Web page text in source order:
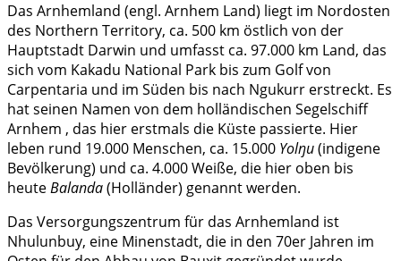
Das Arnhemland (engl. Arnhem Land) liegt im Nordosten
des Northern Territory, ca. 500 km östlich von der
Hauptstadt Darwin und umfasst ca. 97.000 km Land, das
sich vom Kakadu National Park bis zum Golf von
Carpentaria und im Süden bis nach Ngukurr erstreckt. Es
hat seinen Namen von dem holländischen Segelschiff
Arnhem , das hier erstmals die Küste passierte. Hier
leben rund 19.000 Menschen, ca. 15.000 Yolŋu(indigene
Bevölkerung) und ca. 4.000 Weiße, die hier oben bis
heuteBalanda(Holländer) genannt werden.
Das Versorgungszentrum für das Arnhemland ist
Nhulunbuy, eine Minenstadt, die in den 70er Jahren im